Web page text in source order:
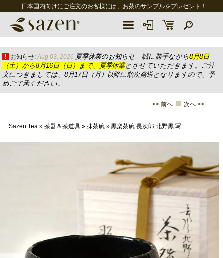
日本国内向けにご注文のお客様には、お茶のサンプルをプレゼント！
お知らせ: Aug 03, 2026 夏季休業のお知らせ 誠に勝手ながら8月8日
（土）から8月16日（日）まで、夏季休業とさせていただきます。ご注
文につきましては、8月17日（月）以降に順次発送となりますので、予
めご了承ください。
<< 前へ 次へ >>
Sazen Tea» 茶器＆茶道具» 抹茶碗» 黒楽茶碗 長次郎 北野黒 写